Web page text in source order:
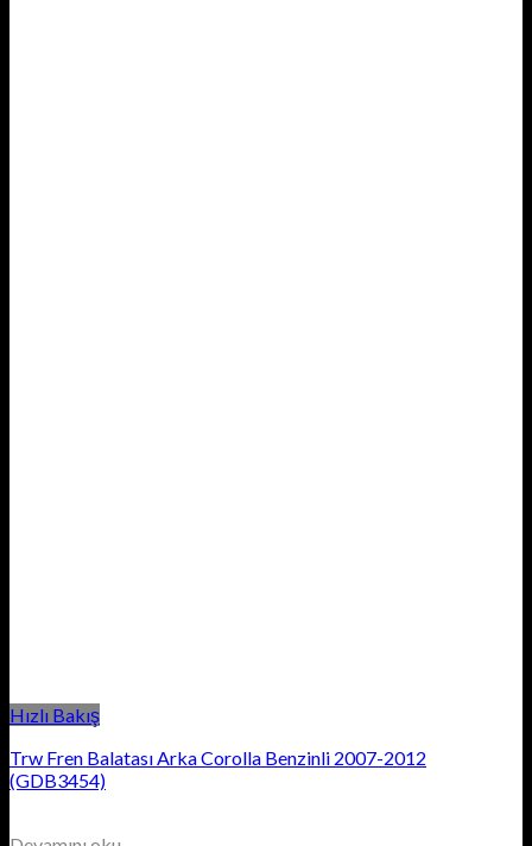
Hızlı Bakış
Trw Fren Balatası Arka Corolla Benzinli 2007-2012
(GDB3454)